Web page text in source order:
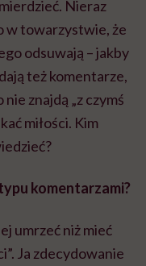
Nieraz
w towarzystwie, że
odsuwają – jakby
też komentarze,
znajdą „z czymś
miłości. Kim
komentarzami?
umrzeć niż mieć
Ja zdecydowanie